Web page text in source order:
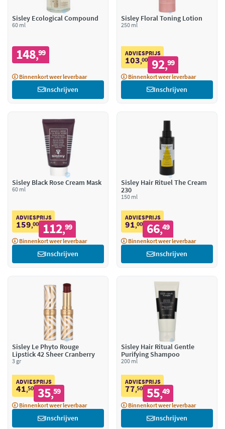
Sisley Ecological Compound
60 ml
148,99
Binnenkort weer leverbaar
Inschrijven
Sisley Floral Toning Lotion
250 ml
ADVIESPRIJS
103,00 92,99
Binnenkort weer leverbaar
Inschrijven
Sisley Black Rose Cream Mask
60 ml
ADVIESPRIJS
159,00 112,99
Binnenkort weer leverbaar
Inschrijven
Sisley Hair Rituel The Cream
230
150 ml
ADVIESPRIJS
91,00 66,49
Binnenkort weer leverbaar
Inschrijven
Sisley Le Phyto Rouge
Lipstick 42 Sheer Cranberry
3 gr
ADVIESPRIJS
41,50 35,59
Binnenkort weer leverbaar
Inschrijven
Sisley Hair Ritual Gentle
Purifying Shampoo
200 ml
ADVIESPRIJS
77,50 55,49
Binnenkort weer leverbaar
Inschrijven